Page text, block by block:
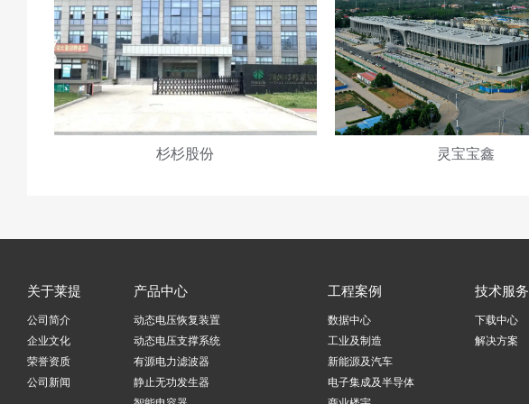
杉杉股份 灵宝宝鑫
关于莱提
公司简介
企业文化
荣誉资质
公司新闻
产品中心
动态电压恢复装置
动态电压支撑系统
有源电力滤波器
静止无功发生器
工程案例
数据中心
工业及制造
新能源及汽车
电子集成及半导体
技术服务
下载中心
解决方案